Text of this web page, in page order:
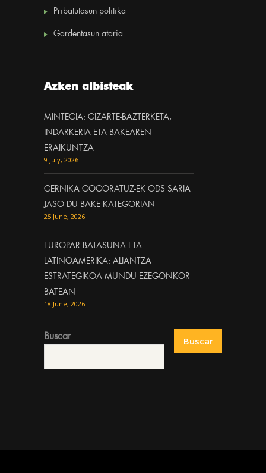
Pribatutasun politika
Gardentasun ataria
Azken albisteak
MINTEGIA: GIZARTE-BAZTERKETA,
INDARKERIA ETA BAKEAREN
ERAIKUNTZA
9 July, 2026
GERNIKA GOGORATUZ-EK ODS SARIA
JASO DU BAKE KATEGORIAN
25 June, 2026
EUROPAR BATASUNA ETA
LATINOAMERIKA: ALIANTZA
ESTRATEGIKOA MUNDU EZEGONKOR
BATEAN
18 June, 2026
Buscar Buscar